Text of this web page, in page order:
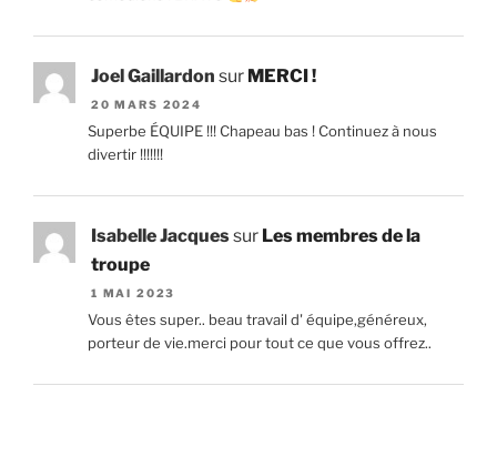
Joel Gaillardon sur MERCI !
20 MARS 2024
Superbe ÉQUIPE !!! Chapeau bas ! Continuez à nous
divertir !!!!!!!
Isabelle Jacquessur Les membres de la
troupe
1 MAI 2023
Vous êtes super.. beau travail d' équipe,généreux,
porteur de vie.merci pour tout ce que vous offrez..